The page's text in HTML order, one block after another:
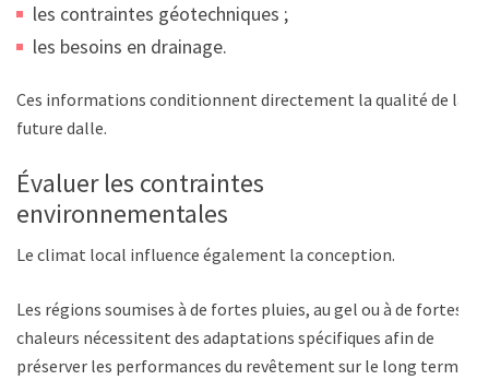
les contraintes géotechniques ;
les besoins en drainage.
Ces informations conditionnent directement la qualité de la
future dalle.
Évaluer les contraintes
environnementales
Le climat local influence également la conception.
Les régions soumises à de fortes pluies, au gel ou à de fortes
chaleurs nécessitent des adaptations spécifiques afin de
préserver les performances du revêtement sur le long terme.